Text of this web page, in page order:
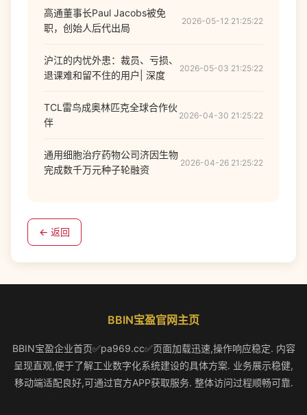
高通董事长Paul Jacobs被免
职，创始人后代出局
2026-05-12 21:25:22
沪江的内忧外患：裁员、亏损、
退课难和留不住的用户| 深度
2026-05-03 21:25:22
TCL雷鸟成奥林匹克全球合作伙
伴
2026-04-30 21:25:22
通用细胞治疗药物公司济因生物
完成数千万元种子轮融资
2026-04-26 21:25:22
← 返回
BBIN宝盈官网主页
BBIN宝盈企业首页✅pa969.cc✅页面加载迅速,操作响应稳定. 内容
呈现直观,便于了解工业数字化系统建设的具体方案. 业务展示稳健,
移动端适配良好,可通过官方APP获取服务. 整体访问过程顺畅可靠.